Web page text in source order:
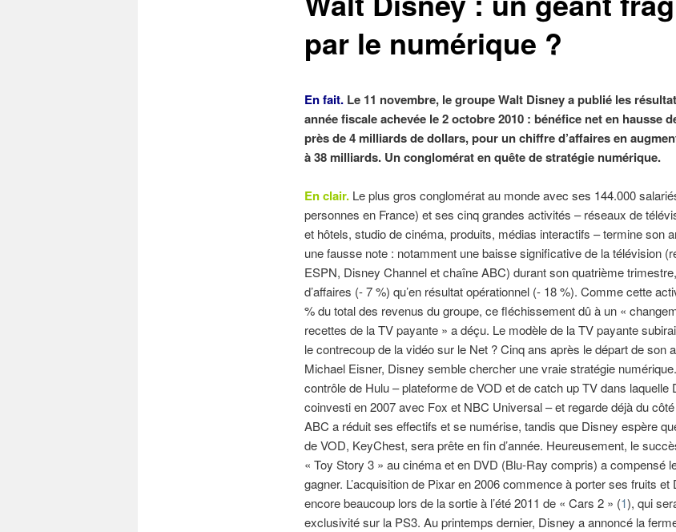
par le numérique ?
En fait.Le 11 novembre, le groupe Walt Disney a publié les
année fiscale achevée le 2 octobre 2010 : bénéfice net en hausse
près de 4 milliards de dollars, pour un chiffre d’affaires en
à 38 milliards. Un conglomérat en quête de stratégie numérique.
En clair.Le plus gros conglomérat au monde avec ses 144.000
personnes en France) et ses cinq grandes activités – réseaux de
et hôtels, studio de cinéma, produits, médias interactifs – termine son
une fausse note : notamment une baisse significative de la télévision
ESPN, Disney Channel et chaîne ABC) durant son quatrième
d’affaires (- 7 %) qu’en résultat opérationnel (- 18 %). Comme cette
% du total des revenus du groupe, ce fléchissement dû à un «
recettes de la TV payante » a déçu. Le modèle de la TV payante
le contrecoup de la vidéo sur le Net ? Cinq ans après le départ de son
Michael Eisner, Disney semble chercher une vraie stratégie
contrôle de Hulu – plateforme de VOD et de catch up TV dans laquelle
coinvesti en 2007 avec Fox et NBC Universal – et regarde déjà du côté
ABC a réduit ses effectifs et se numérise, tandis que Disney espère
de VOD, KeyChest, sera prête en fin d’année. Heureusement, le
« Toy Story 3 » au cinéma et en DVD (Blu-Ray compris) a compensé
gagner. L’acquisition de Pixar en 2006 commence à porter ses fruits
encore beaucoup lors de la sortie à l’été 2011 de « Cars 2 » (1), qui
exclusivité sur la PS3. Au printemps dernier, Disney a annoncé la